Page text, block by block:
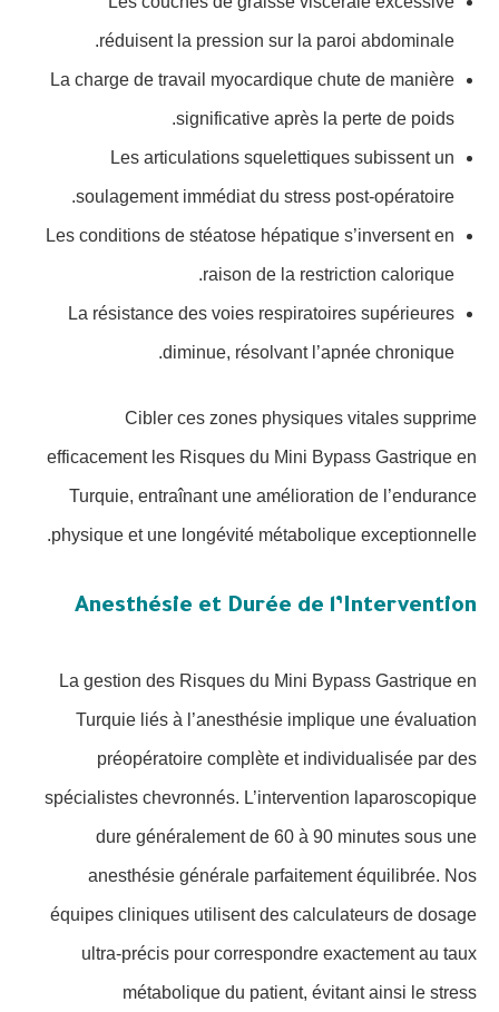
réduisent la pression sur la paroi abdominale.
La charge de travail myocardique chute de manière
significative après la perte de poids.
Les articulations squelettiques subissent un
soulagement immédiat du stress post-opératoire.
Les conditions de stéatose hépatique s’inversent en
raison de la restriction calorique.
La résistance des voies respiratoires supérieures
diminue, résolvant l’apnée chronique.
Cibler ces zones physiques vitales supprime
efficacement les Risques du Mini Bypass Gastrique en
Turquie, entraînant une amélioration de l’endurance
physique et une longévité métabolique exceptionnelle.
Anesthésie et Durée de l’Intervention
La gestion des Risques du Mini Bypass Gastrique en
Turquie liés à l’anesthésie implique une évaluation
préopératoire complète et individualisée par des
spécialistes chevronnés. L’intervention laparoscopique
dure généralement de 60 à 90 minutes sous une
anesthésie générale parfaitement équilibrée. Nos
équipes cliniques utilisent des calculateurs de dosage
ultra-précis pour correspondre exactement au taux
métabolique du patient, évitant ainsi le stress